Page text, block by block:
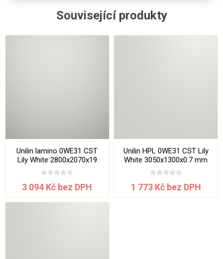
Související produkty
Unilin lamino 0WE31 CST
Lily White 2800x2070x19
mm
3 094 Kč bez DPH
Unilin HPL 0WE31 CST Lily
White 3050x1300x0.7 mm
1 773 Kč bez DPH